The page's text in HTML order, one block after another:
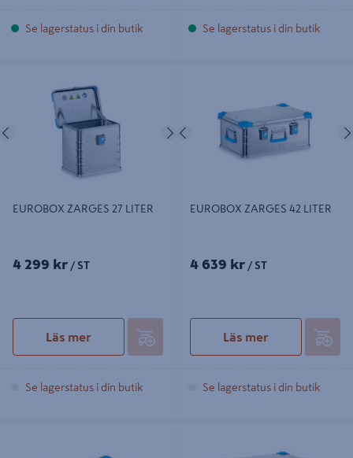
Se lagerstatus i din butik Se lagerstatus i din butik
Föregående Nästa
EUROBOX ZARGES 27 LITER
4 299 kr / ST
Läs mer
Se lagerstatus i din butik
Föregående
EUROBOX ZARGES 42 LITER
4 639 kr / ST
Läs mer
Se lagerstatus i din butik